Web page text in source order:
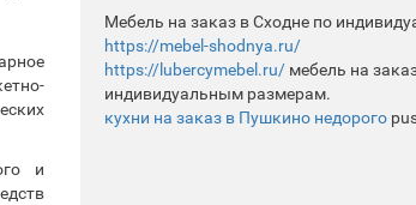
и
Мебель на заказ в Сходне по
https://mebel-shodnya.ru/
https://lubercymebel.ru/ мебель на
индивидуальным размерам.
кухни на заказ в Пушкино недорого